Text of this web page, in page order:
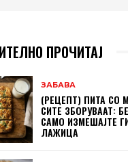
ПРОЧИТАЈ
ЗАБАВА
(РЕЦЕПТ) ПИТА СО
СИТЕ ЗБОРУВААТ:
САМО ИЗМЕШАЈТЕ
ЛАЖИЦА